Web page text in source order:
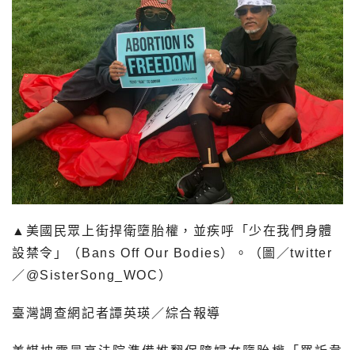
▲美國民眾上街捍衛墮胎權，並疾呼「少在我們身體
設禁令」（Bans Off Our Bodies）。（圖／twitter
／@SisterSong_WOC）
臺灣調查網記者譚英瑛／綜合報導